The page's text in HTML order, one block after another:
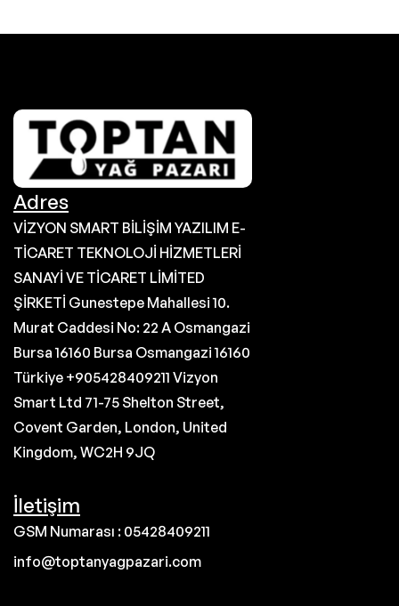
Adres
VİZYON SMART BİLİŞİM YAZILIM E-
TİCARET TEKNOLOJİ HİZMETLERİ
SANAYİ VE TİCARET LİMİTED
ŞİRKETİ Gunestepe Mahallesi 10.
Murat Caddesi No: 22 A Osmangazi
Bursa 16160 Bursa Osmangazi 16160
Türkiye +905428409211 Vizyon
Smart Ltd 71-75 Shelton Street,
Covent Garden, London, United
Kingdom, WC2H 9JQ
İletişim
GSM Numarası : 05428409211
info@toptanyagpazari.com